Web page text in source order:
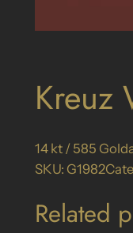
Kreuz
14 kt / 585
SKU: G1982
Related